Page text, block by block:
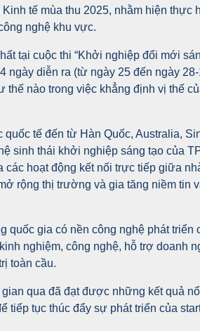
tế mùa thu 2025, nhằm hiện thực
nghệ khu vực.
tại cuộc thi “Khởi nghiệp đổi mới
ngày diễn ra (từ ngày 25 đến ngày
nào trong việc khẳng định vị thế
tế đến từ Hàn Quốc, Australia,
sinh thái khởi nghiệp sáng tạo của
hoạt động kết nối trực tiếp giữa
rộng thị trường và gia tăng niềm tin
gia có nền công nghệ phát triển
nghiệm, công nghệ, hỗ trợ doanh
toàn cầu.
qua đã đạt được những kết quả
tiếp tục thúc đẩy sự phát triển của